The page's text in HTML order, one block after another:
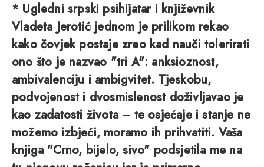
* Ugledni srpski psihijatar i književnik
Vladeta Jerotić jednom je prilikom rekao
kako čovjek postaje zreo kad nauči tolerirati
ono što je nazvao "tri A": anksioznost,
ambivalenciju i ambigvitet. Tjeskobu,
podvojenost i dvosmislenost doživljavao je
kao zadatosti života – te osjećaje i stanje ne
možemo izbjeći, moramo ih prihvatiti. Vaša
knjiga "Crno, bijelo, sivo" podsjetila me na